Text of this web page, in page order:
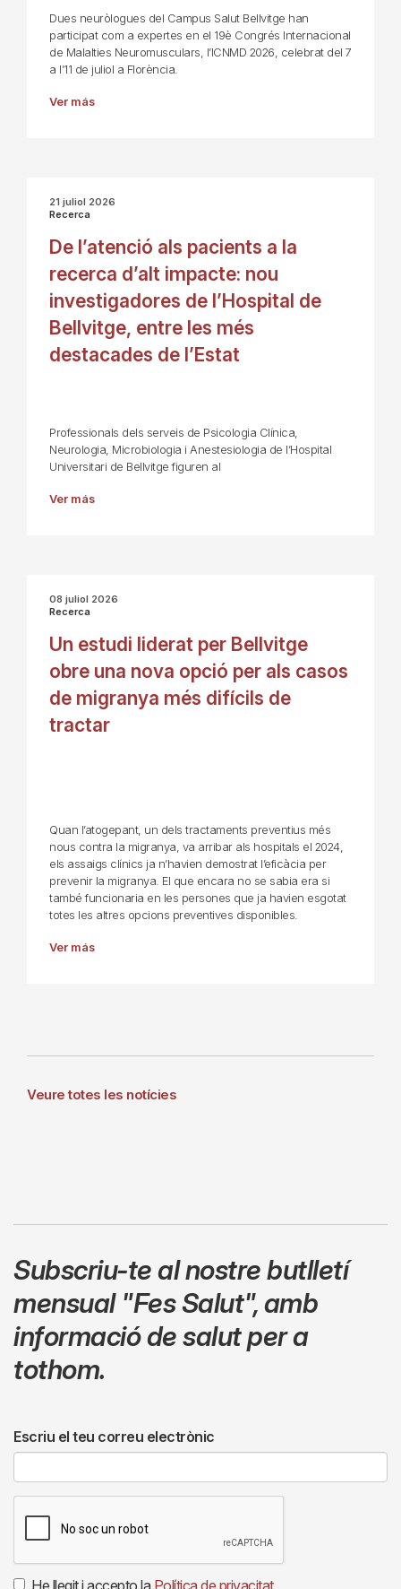
Dues neuròlogues del Campus Salut Bellvitge han
participat com a expertes en el 19è Congrés Internacional
de Malalties Neuromusculars, l’ICNMD 2026, celebrat del 7
a l’11 de juliol a Florència.
Ver más
21 juliol 2026
Recerca
De l’atenció als pacients a la
recerca d’alt impacte: nou
investigadores de l’Hospital de
Bellvitge, entre les més
destacades de l’Estat
Professionals dels serveis de Psicologia Clínica,
Neurologia, Microbiologia i Anestesiologia de l’Hospital
Universitari de Bellvitge figuren al
Ver más
08 juliol 2026
Recerca
Un estudi liderat per Bellvitge
obre una nova opció per als casos
de migranya més difícils de
tractar
Quan l’atogepant, un dels tractaments preventius més
nous contra la migranya, va arribar als hospitals el 2024,
els assaigs clínics ja n’havien demostrat l’eficàcia per
prevenir la migranya. El que encara no se sabia era si
també funcionaria en les persones que ja havien esgotat
totes les altres opcions preventives disponibles.
Ver más
Veure totes les notícies
Subscriu-te al nostre butlletí
mensual "Fes Salut",amb
informació de salut per a
tothom.
Escriu el teu correu electrònic